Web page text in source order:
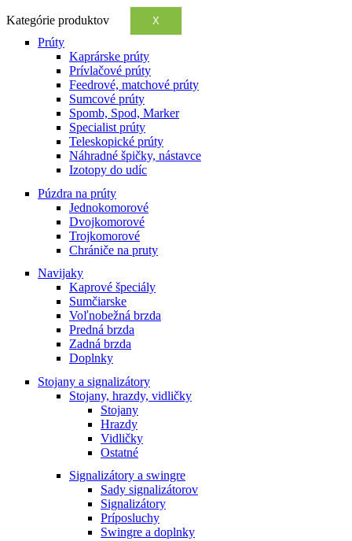
Kategórie produktov X
Prúty
Kaprárske prúty
Prívlačové prúty
Feedrové, matchové prúty
Sumcové prúty
Spomb, Spod, Marker
Specialist prúty
Teleskopické prúty
Náhradné špičky, nástavce
Izotopy do udíc
Púzdra na prúty
Jednokomorové
Dvojkomorové
Trojkomorové
Chrániče na pruty
Navijaky
Kaprové špeciály
Sumčiarske
Voľnobežná brzda
Predná brzda
Zadná brzda
Doplnky
Stojany a signalizátory
Stojany, hrazdy, vidličky
Stojany
Hrazdy
Vidličky
Ostatné
Signalizátory a swingre
Sady signalizátorov
Signalizátory
Príposluchy
Swingre a doplnky